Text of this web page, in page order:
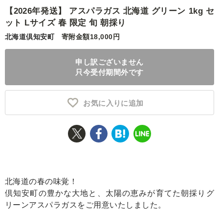
ランキング
特集・おすすめ
【2026年発送】 アスパラガス 北海道 グリーン 1kg セ
ット Lサイズ 春 限定 旬 朝採り
北海道倶知安町 寄附金額18,000円
申し訳ございません
只今受付期間外です
お気に入りに追加
北海道の春の味覚！
倶知安町の豊かな大地と、太陽の恵みが育てた朝採りグ
リーンアスパラガスをご用意いたしました。